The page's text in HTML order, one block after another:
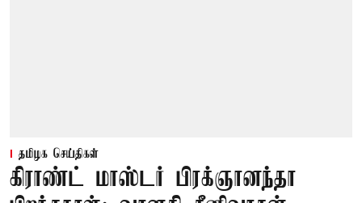
தமிழக செய்திகள்
கிராண்ட் மாஸ்டர் பிரக்ஞானந்தா